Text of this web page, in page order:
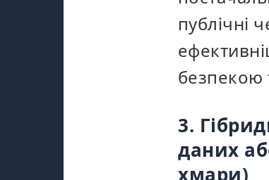
публічні
безпекою
3.
даних
хмари)